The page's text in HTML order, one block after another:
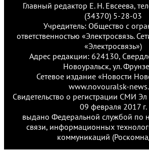
Главный редактор Е. Н. Евсеева,
(34370) 5-28-03
Учредитель: Общество с
ответственностью «Электросвязь.
«Электросвязь»)
Адрес редакции: 624130,
Новоуральск, ул.
Сетевое издание «Новости
www.novouralsk-
Свидетельство о регистрации СМИ
09 февраля 2017 г.
выдано Федеральной службой по
связи, информационных
коммуникаций